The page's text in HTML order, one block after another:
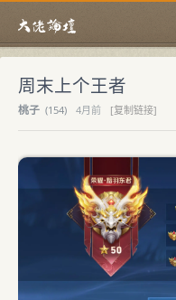
周末上个王者
桃子 (154) 4月前
[复制链接]